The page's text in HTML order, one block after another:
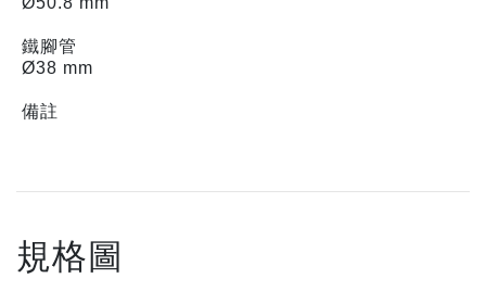
鐵腳管
Ø38 mm
備註
規格圖